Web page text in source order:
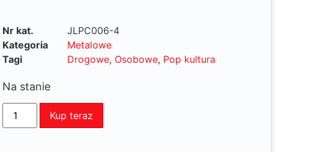
Nr kat.
JLPC006-4
Kategoria
Metalowe
Tagi
Drogowe, Osobowe, Pop kultura
Na stanie
Kup teraz